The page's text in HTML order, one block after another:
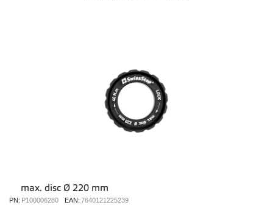
max. disc Ø 220 mm
PN: P100006280 EAN: 7640121225239